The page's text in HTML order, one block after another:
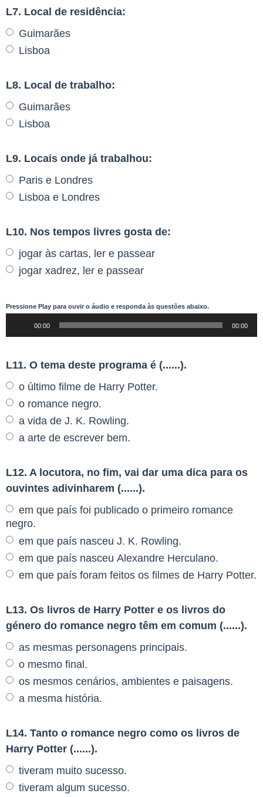
L7. Local de residência:
Guimarães
Lisboa
L8. Local de trabalho:
Guimarães
Lisboa
L9. Locais onde já trabalhou:
Paris e Londres
Lisboa e Londres
L10. Nos tempos livres gosta de:
jogar às cartas, ler e passear
jogar xadrez, ler e passear
Pressione Play para ouvir o áudio e responda às questões abaixo.
Reprodutor
de
00:00 00:00
L11. O tema deste programa é (......).
o último filme de Harry Potter.
o romance negro.
a vida de J. K. Rowling.
a arte de escrever bem.
L12. A locutora, no fim, vai dar uma dica para os
ouvintes adivinharem (......).
em que país foi publicado o primeiro romance
negro.
em que país nasceu J. K. Rowling.
em que país nasceu Alexandre Herculano.
em que país foram feitos os filmes de Harry Potter.
L13. Os livros de Harry Potter e os livros do
género do romance negro têm em comum (......).
as mesmas personagens principais.
o mesmo final.
os mesmos cenários, ambientes e paisagens.
a mesma história.
L14. Tanto o romance negro como os livros de
Harry Potter (......).
tiveram muito sucesso.
tiveram algum sucesso.